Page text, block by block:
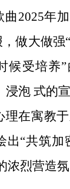
2025年
做大做强
候受培养
浸泡 式的
理在寓教
出“共筑加
烈营造氛